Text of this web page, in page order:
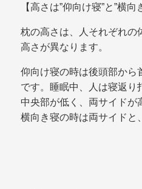
【高さは”仰向け寝”と”横
枕の高さは、人それぞれの
高さが異なります。
仰向け寝の時は後頭部から
です。睡眠中、人は寝返り
中央部が低く、両サイドが
横向き寝の時は両サイドと